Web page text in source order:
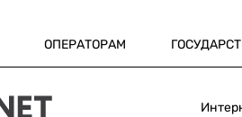
ОПЕРАТОРАМ